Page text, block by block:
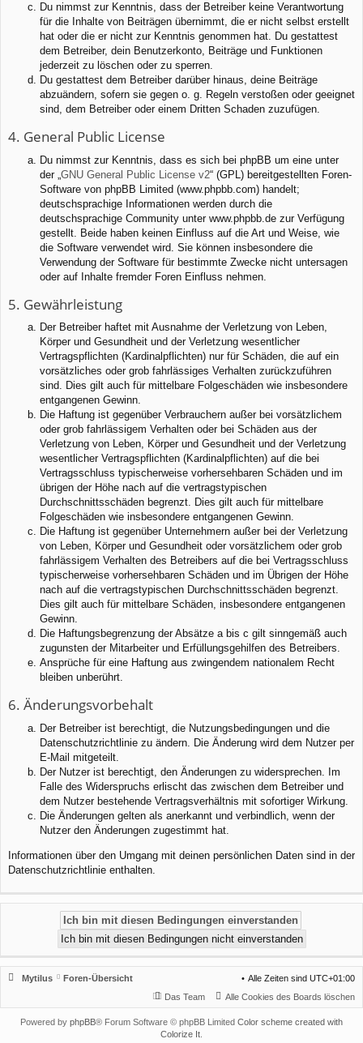
Du nimmst zur Kenntnis, dass der Betreiber keine Verantwortung
für die Inhalte von Beiträgen übernimmt, die er nicht selbst erstellt
hat oder die er nicht zur Kenntnis genommen hat. Du gestattest
dem Betreiber, dein Benutzerkonto, Beiträge und Funktionen
jederzeit zu löschen oder zu sperren.
Du gestattest dem Betreiber darüber hinaus, deine Beiträge
abzuändern, sofern sie gegen o. g. Regeln verstoßen oder geeignet
sind, dem Betreiber oder einem Dritten Schaden zuzufügen.
4. General Public License
Du nimmst zur Kenntnis, dass es sich bei phpBB um eine unter
der „ GNU General Public License v2“ (GPL) bereitgestellten Foren-
Software von phpBB Limited (www.phpbb.com) handelt;
deutschsprachige Informationen werden durch die
deutschsprachige Community unter www.phpbb.de zur Verfügung
gestellt. Beide haben keinen Einfluss auf die Art und Weise, wie
die Software verwendet wird. Sie können insbesondere die
Verwendung der Software für bestimmte Zwecke nicht untersagen
oder auf Inhalte fremder Foren Einfluss nehmen.
5. Gewährleistung
Der Betreiber haftet mit Ausnahme der Verletzung von Leben,
Körper und Gesundheit und der Verletzung wesentlicher
Vertragspflichten (Kardinalpflichten) nur für Schäden, die auf ein
vorsätzliches oder grob fahrlässiges Verhalten zurückzuführen
sind. Dies gilt auch für mittelbare Folgeschäden wie insbesondere
entgangenen Gewinn.
Die Haftung ist gegenüber Verbrauchern außer bei vorsätzlichem
oder grob fahrlässigem Verhalten oder bei Schäden aus der
Verletzung von Leben, Körper und Gesundheit und der Verletzung
wesentlicher Vertragspflichten (Kardinalpflichten) auf die bei
Vertragsschluss typischerweise vorhersehbaren Schäden und im
übrigen der Höhe nach auf die vertragstypischen
Durchschnittsschäden begrenzt. Dies gilt auch für mittelbare
Folgeschäden wie insbesondere entgangenen Gewinn.
Die Haftung ist gegenüber Unternehmern außer bei der Verletzung
von Leben, Körper und Gesundheit oder vorsätzlichem oder grob
fahrlässigem Verhalten des Betreibers auf die bei Vertragsschluss
typischerweise vorhersehbaren Schäden und im Übrigen der Höhe
nach auf die vertragstypischen Durchschnittsschäden begrenzt.
Dies gilt auch für mittelbare Schäden, insbesondere entgangenen
Gewinn.
Die Haftungsbegrenzung der Absätze a bis c gilt sinngemäß auch
zugunsten der Mitarbeiter und Erfüllungsgehilfen des Betreibers.
Ansprüche für eine Haftung aus zwingendem nationalem Recht
bleiben unberührt.
6. Änderungsvorbehalt
Der Betreiber ist berechtigt, die Nutzungsbedingungen und die
Datenschutzrichtlinie zu ändern. Die Änderung wird dem Nutzer per
E-Mail mitgeteilt.
Der Nutzer ist berechtigt, den Änderungen zu widersprechen. Im
Falle des Widerspruchs erlischt das zwischen dem Betreiber und
dem Nutzer bestehende Vertragsverhältnis mit sofortiger Wirkung.
Die Änderungen gelten als anerkannt und verbindlich, wenn der
Nutzer den Änderungen zugestimmt hat.
Informationen über den Umgang mit deinen persönlichen Daten sind in der
Datenschutzrichtlinie enthalten.
Mytilus Foren-Übersicht Alle Zeiten sind UTC+01:00
Alle Cookies des Boards löschen
Das Team
Powered by phpBB® Forum Software © phpBB Limited Color scheme created with
Colorize It